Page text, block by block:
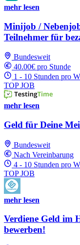
mehr lesen
Minijob /
Teilnehmer für
Bundesweit
40.00€ pro Stunde
1 - 10 Stunden pro
TOP JOB
mehr lesen
Geld für Deine
Bundesweit
Nach Vereinbarung
4 - 10 Stunden pro
TOP JOB
mehr lesen
Verdiene Geld im
bewerben!